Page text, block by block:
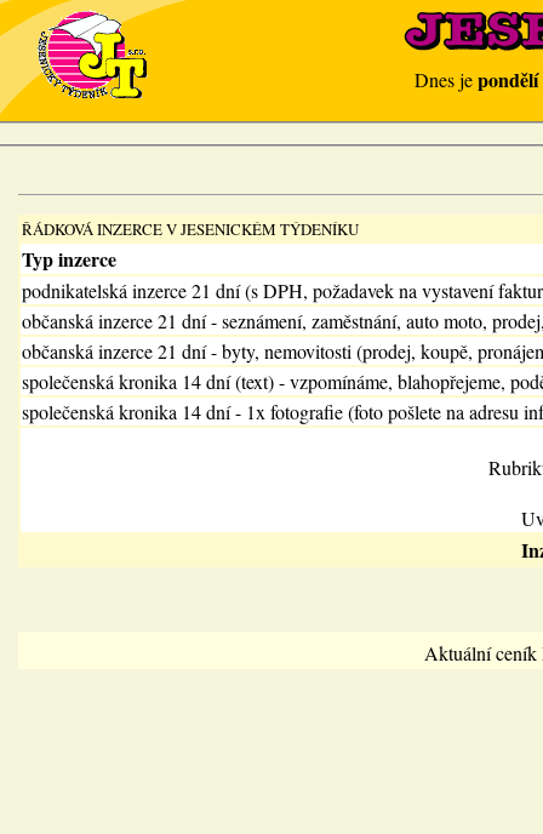
Dnes jepondělí
ŘÁDKOVÁ INZERCE V JESENICKÉM TÝDENÍKU
Typ inzerce
podnikatelská inzerce 21 dní (s DPH, požadavek na vystavení
občanská inzerce 21 dní - seznámení, zaměstnání, auto moto,
občanská inzerce 21 dní - byty, nemovitosti (prodej, koupě,
společenská kronika 14 dní (text) - vzpomínáme, blahopřejeme,
společenská kronika 14 dní - 1x fotografie (foto pošlete na adresu
Aktuální ceník